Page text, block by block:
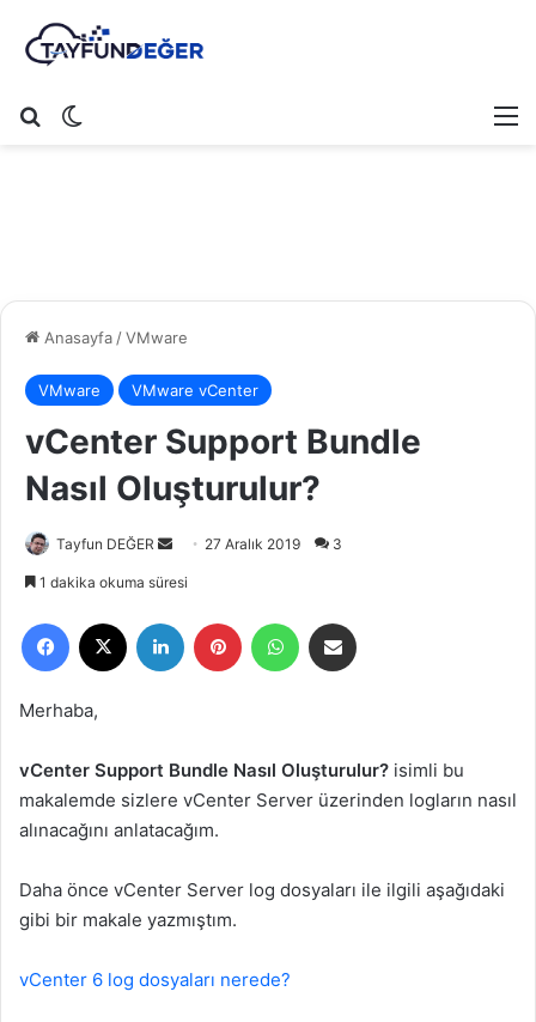
Arama yap ...
Anasayfa/VMware
VMware VMware vCenter
vCenter Support Bundle
Nasıl Oluşturulur?
Tayfun DEĞER
e
-
t
a
g
n
d
r
27 Aralık 2019 3
1 dakika okuma süresi
Merhaba,
vCenter Support Bundle Nasıl Oluşturulur? isimli bu
makalemde sizlere vCenter Server üzerinden logların nasıl
alınacağını anlatacağım.
Daha önce vCenter Server log dosyaları ile ilgili aşağıdaki
gibi bir makale yazmıştım.
vCenter 6 log dosyaları nerede?